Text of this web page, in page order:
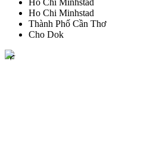
Ho Chi Minhstad
Thành Phố Cần Thơ
Cho Dok